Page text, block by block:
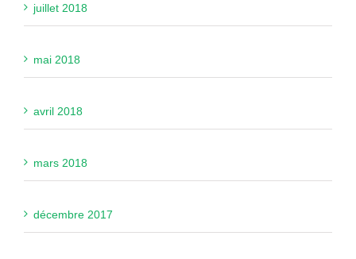
juillet 2018
mai 2018
avril 2018
mars 2018
décembre 2017